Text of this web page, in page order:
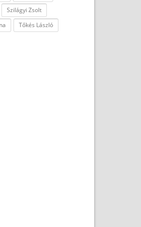
Szilágyi Zsolt
Tőkés László